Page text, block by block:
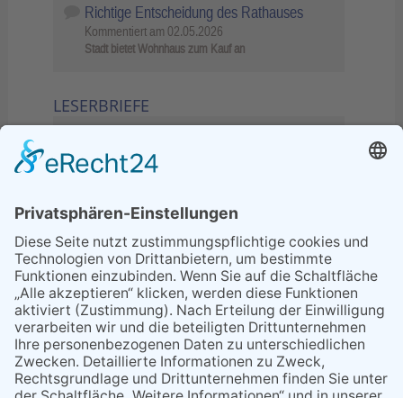
Richtige Entscheidung des Rathauses
Kommentiert am 02.05.2026
Stadt bietet Wohnhaus zum Kauf an
LESERBRIEFE
Sperrung B455: Kleiner
Grenzverkehr statt weite Wege
21.04.2026
Wenn Bahn-Computer nicht
miteinander kommunizieren
11.03.2026
"Plakatverbot für überregionale
Demos"
04.02.2026
Gelbe Tonne – Ein kleiner Blick
über den Tellerand
04.02.2026